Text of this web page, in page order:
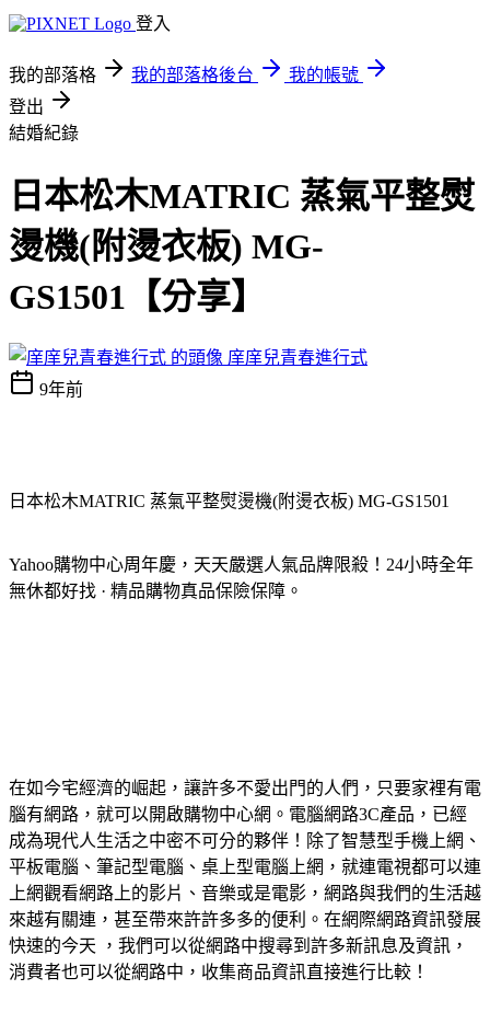
登入
我的部落格 我的部落格後台
我的帳號
登出
結婚紀錄
日本松木MATRIC 蒸氣平整熨
燙機(附燙衣板) MG-
GS1501【分享】
庠庠兒青春進行式
9年前
日本松木MATRIC 蒸氣平整熨燙機(附燙衣板) MG-GS1501
Yahoo購物中心周年慶，天天嚴選人氣品牌限殺！24小時全年
無休都好找 · 精品購物真品保險保障。
在如今宅經濟的崛起，讓許多不愛出門的人們，只要家裡有電
腦有網路，就可以開啟購物中心網。電腦網路3C產品，已經
成為現代人生活之中密不可分的夥伴！除了智慧型手機上網、
平板電腦、筆記型電腦、桌上型電腦上網，就連電視都可以連
上網觀看網路上的影片、音樂或是電影，網路與我們的生活越
來越有關連，甚至帶來許許多多的便利。在網際網路資訊發展
快速的今天 ，我們可以從網路中搜尋到許多新訊息及資訊，
消費者也可以從網路中，收集商品資訊直接進行比較！